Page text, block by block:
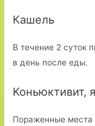
Кашель
В течение 2 суток
в день после еды.
Koньюктивит,
Пораженные места